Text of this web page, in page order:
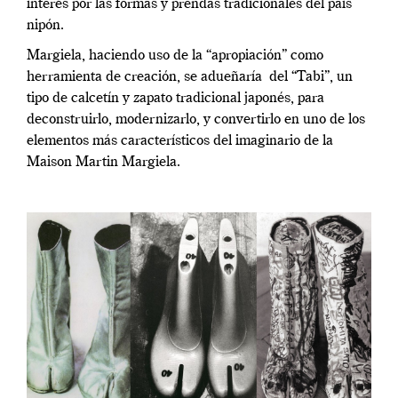
interés por las formas y prendas tradicionales del país
nipón.
Margiela, haciendo uso de la “apropiación” como
herramienta de creación, se adueñaría del “Tabi”, un
tipo de calcetín y zapato tradicional japonés, para
deconstruirlo, modernizarlo, y convertirlo en uno de los
elementos más característicos del imaginario de la
Maison Martin Margiela.